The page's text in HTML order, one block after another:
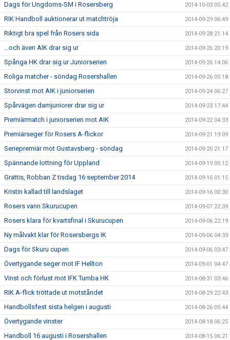
Dags för Ungdoms-SM i Rosersberg 2014-10-03 05:42
RIK Handboll auktionerar ut matchtröja 2014-09-29 06:49
Riktigt bra spel från Rosers sida 2014-09-28 21:14
...och även AIK drar sig ur 2014-09-26 20:19
Spånga HK drar sig ur Juniorserien 2014-09-26 14:06
Roliga matcher - söndag Rosershallen 2014-09-26 05:18
Storvinst mot AIK i juniorserien 2014-09-24 06:27
Spårvägen damjuniorer drar sig ur 2014-09-23 17:44
Premiärmatch i juniorserien mot AIK 2014-09-22 04:33
Premiärseger för Rosers A-flickor 2014-09-21 19:09
Seriepremiär mot Gustavsberg - söndag 2014-09-20 21:17
Spännande lottning för Uppland 2014-09-19 05:12
Grattis, Robban Z tisdag 16 september 2014 2014-09-16 01:15
Kristin kallad till landslaget 2014-09-16 00:30
Rosers vann Skurucupen 2014-09-07 22:39
Rosers klara för kvartsfinal i Skurucupen 2014-09-06 22:19
Ny målvakt klar för Rosersbergs IK 2014-09-06 04:33
Dags för Skuru cupen 2014-09-06 03:47
Övertygande seger mot IF Hellton 2014-09-01 04:47
Vinst och förlust mot IFK Tumba HK 2014-08-31 03:46
RIK A-flick tröttade ut motståndet 2014-08-29 22:43
Handbollsfest sista helgen i augusti 2014-08-26 05:44
Övertygande vinster 2014-08-18 06:25
Handboll 16 augusti i Rosershallen 2014-08-15 06:21